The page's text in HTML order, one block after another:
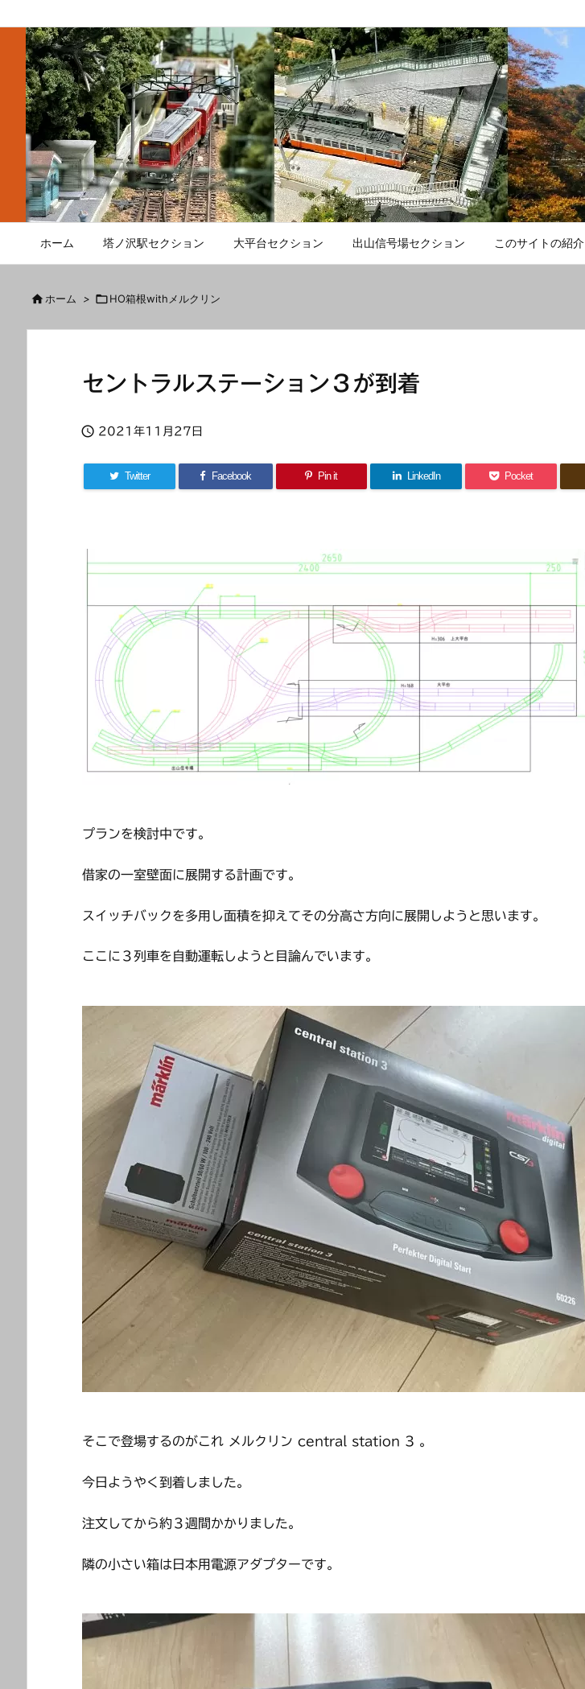
ホーム 塔ノ沢駅セクション 大平台セクション 出山信号場セクション このサイトの紹介
 ホーム > HO箱根withメルクリン
セントラルステーション３が到着
 2021年11月27日
Twitter Facebook Pin it LinkedIn Pocket
プランを検討中です。
借家の一室壁面に展開する計画です。
スイッチバックを多用し面積を抑えてその分高さ方向に展開しようと思います。
ここに３列車を自動運転しようと目論んでいます。
そこで登場するのがこれ メルクリン central station 3 。
今日ようやく到着しました。
注文してから約３週間かかりました。
隣の小さい箱は日本用電源アダプターです。